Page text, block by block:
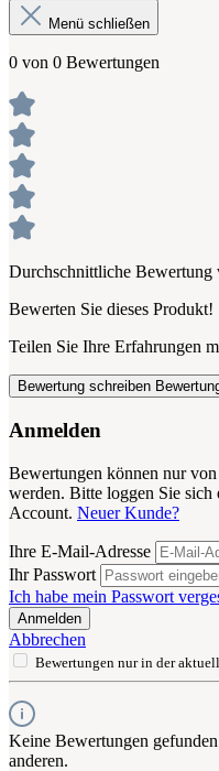
Menü schließen
0 von 0 Bewertungen
Durchschnittliche Bewertung
Bewerten Sie dieses Produkt!
Teilen Sie Ihre Erfahrungen
Bewertung schreiben
Anmelden
Bewertungen können nur
werden. Bitte loggen Sie sich
Account. Neuer Kunde?
Ihre E-Mail-Adresse
Ihr Passwort
Ich habe mein Passwort
Anmelden
Abbrechen
Bewertungen nur in der
Keine Bewertungen
anderen.